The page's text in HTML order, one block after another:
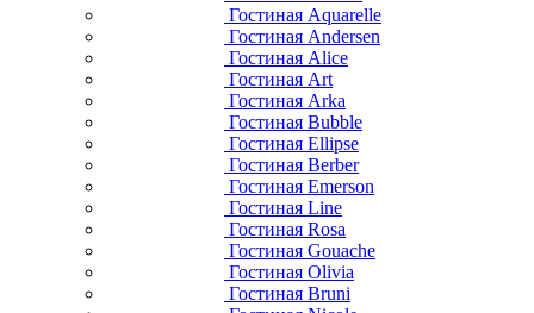
Гостиная Aquarelle
Гостиная Andersen
Гостиная Alice
Гостиная Art
Гостиная Arka
Гостиная Bubble
Гостиная Ellipse
Гостиная Berber
Гостиная Emerson
Гостиная Line
Гостиная Rosa
Гостиная Gouache
Гостиная Olivia
Гостиная Bruni